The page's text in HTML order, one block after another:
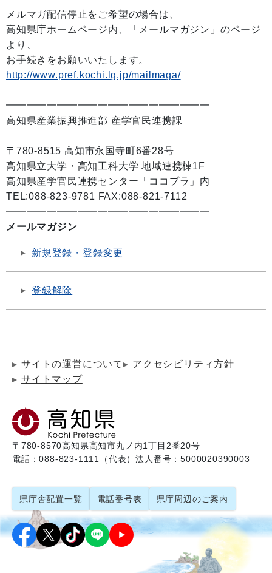
メルマガ配信停止をご希望の場合は、
高知県庁ホームページ内、「メールマガジン」のページ
より、
お手続きをお願いいたします。
http://www.pref.kochi.lg.jp/mailmaga/
━━━━━━━━━━━━━━━━━━━━
高知県産業振興推進部 産学官民連携課
〒780-8515 高知市永国寺町6番28号
高知県立大学・高知工科大学 地域連携棟1F
高知県産学官民連携センター「ココプラ」内
TEL:088-823-9781 FAX:088-821-7112
━━━━━━━━━━━━━━━━━━━━
メールマガジン
新規登録・登録変更
登録解除
サイトの運営について
アクセシビリティ方針
サイトマップ
〒780-8570高知県高知市丸ノ内1丁目2番20号
電話：088-823-1111（代表）法人番号：5000020390003
県庁舎配置一覧 電話番号表 県庁周辺のご案内